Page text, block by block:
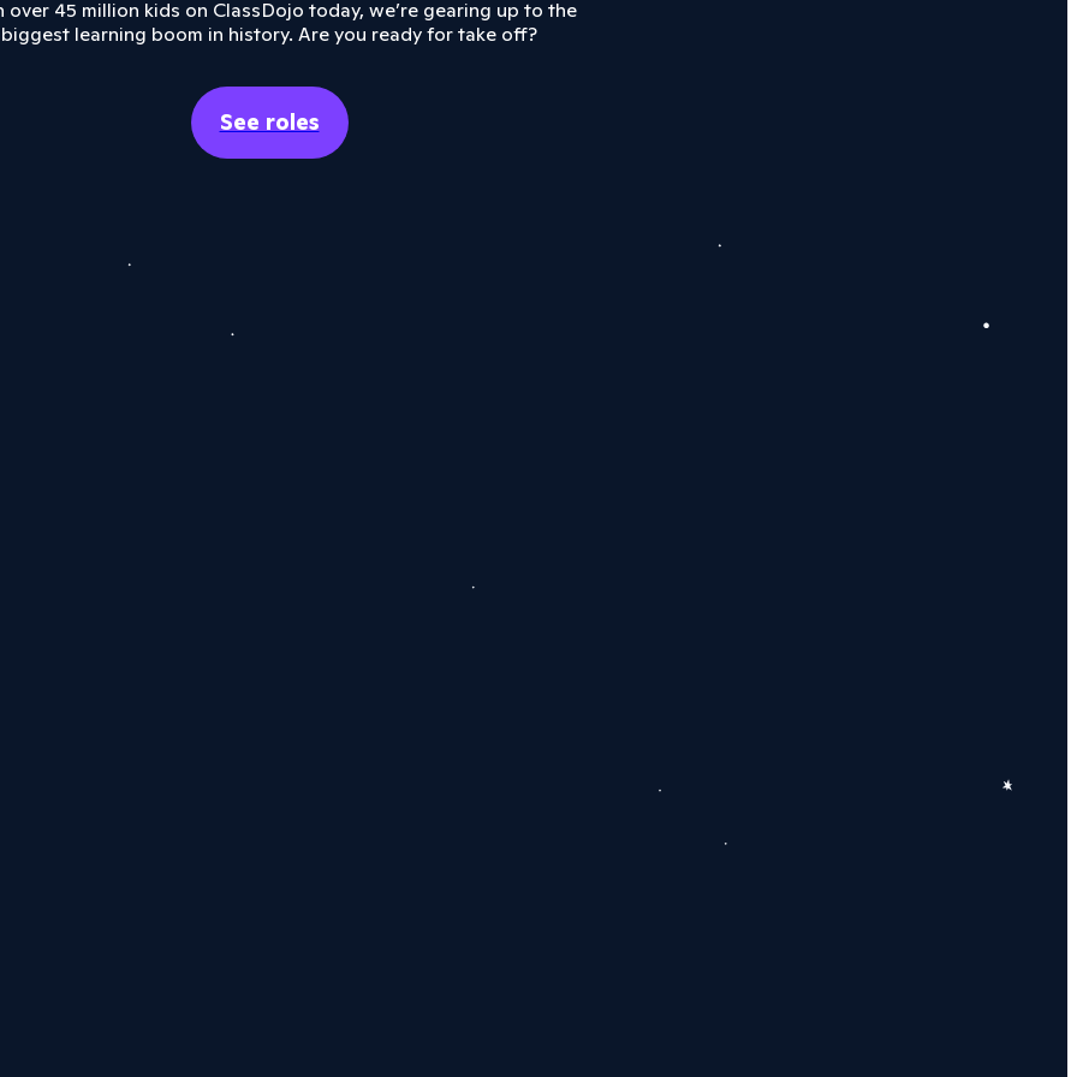
over 45 million kids on ClassDojo today, we’re gearing up to the
biggest learning boom in history. Are you ready for take off?
See roles